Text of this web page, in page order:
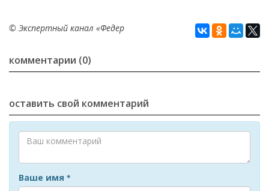
© Экспертный канал «Федер
комментарии (0)
оставить свой комментарий
Ваше имя *